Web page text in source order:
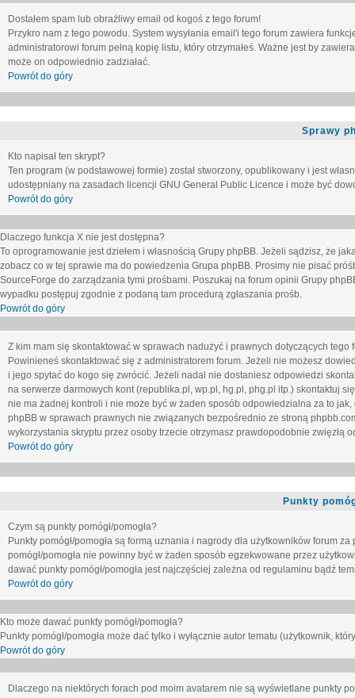
Dostałem spam lub obraźliwy email od kogoś z tego forum!
Przykro nam z tego powodu. System wysyłania email'i tego forum zawiera
administratorowi forum pełną kopię listu, który otrzymałeś. Ważne jest by
może on odpowiednio zadziałać.
Powrót do góry
Sprawy
Kto napisał ten skrypt?
Ten program (w podstawowej formie) został stworzony, opublikowany i jest
udostępniany na zasadach licencji GNU General Public Licence i może być
Powrót do góry
Dlaczego funkcja X nie jest dostępna?
To oprogramowanie jest dziełem i własnością Grupy phpBB. Jeżeli sądzisz, że
zobacz co w tej sprawie ma do powiedzenia Grupa phpBB. Prosimy nie pisać
SourceForge do zarządzania tymi prośbami. Poszukaj na forum opinii Grupy
wypadku postępuj zgodnie z podaną tam procedurą zgłaszania prośb.
Powrót do góry
Z kim mam się skontaktować w sprawach nadużyć i prawnych dotyczących tego
Powinieneś skontaktować się z administratorem forum. Jeżeli nie możesz
i jego spytać do kogo się zwrócić. Jeżeli nadal nie dostaniesz odpowiedzi
na serwerze darmowych kont (republika.pl, wp.pl, hg.pl, phg.pl itp.) skontaktuj
nie ma żadnej kontroli i nie może być w żaden sposób odpowiedzialna za to
phpBB w sprawach prawnych nie związanych bezpośrednio ze stroną
wykorzystania skryptu przez osoby trzecie otrzymasz prawdopodobnie zwięzłą
Powrót do góry
Punkty
Czym są punkty pomógł/pomogła?
Punkty pomógł/pomogła są formą uznania i nagrody dla użytkowników forum
pomógł/pomogła nie powinny być w żaden sposób egzekwowane przez
dawać punkty pomógł/pomogła jest najczęściej zależna od regulaminu bądź
Powrót do góry
Kto może dawać punkty pomógł/pomogła?
Punkty pomógł/pomogła może dać tylko i wyłącznie autor tematu (użytkownik,
Powrót do góry
Dlaczego na niektórych forach pod moim avatarem nie są wyświetlane punkty